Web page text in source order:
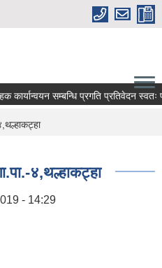
कार्यान्वयन सम्बन्धि प्रगति प्रतिवेदन
४,थल्हाकट्हा
- 14:29